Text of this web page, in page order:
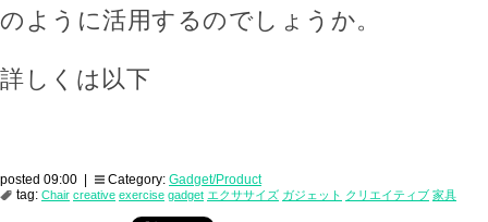
のように活用するのでしょうか。
詳しくは以下
posted 09:00 | Category: Gadget/Product
tag: Chair creative exercise gadget エクササイズ ガジェット クリエイティブ 家具